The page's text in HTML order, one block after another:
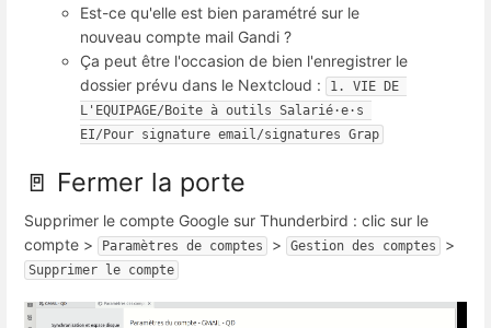
Est-ce qu'elle est bien paramétré sur le
nouveau compte mail Gandi ?
Ça peut être l'occasion de bien l'enregistrer le
dossier prévu dans le Nextcloud :
1. VIE DE
L'EQUIPAGE/Boite à outils Salarié·e·s
EI/Pour signature email/signatures Grap
🚪 Fermer la porte
Supprimer le compte Google sur Thunderbird : clic sur le
compte >
Paramètres de comptes > Gestion des comptes >
Supprimer le compte